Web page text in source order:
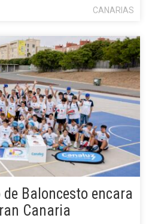
CANARIAS
de Baloncesto encara
Canaria